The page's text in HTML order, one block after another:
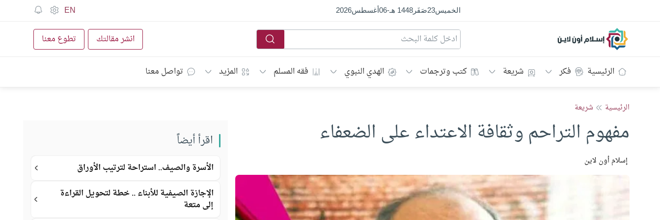
الخميس23صَفَر1448 هـ -
06أغسطس2026
EN
إسلام أون لاين انشر مقالتك تطوع معنا
الرئيسية فكر شريعة كتب وترجمات الهدي النبوي فقه المسلم المزيد تواصل معنا
الرئيسية شريعة
مفهوم التراحم وثقافة الاعتداء على الضعفاء
إسلام أون لاين
اقرأ أيضاً
الأسرة والصيف.. استراحة لترتيب الأوراق
الإجازة الصيفية للأبناء .. خطة لتحويل القراءة
إلى متعة